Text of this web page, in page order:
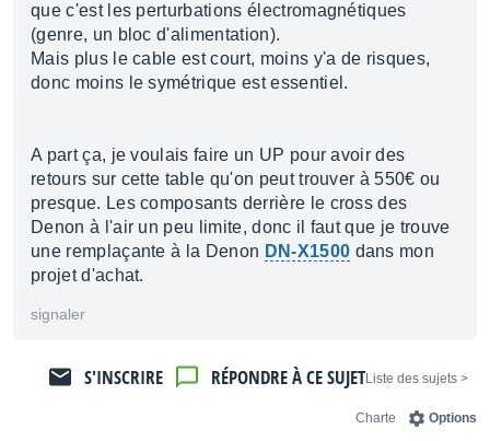
que c'est les perturbations électromagnétiques
(genre, un bloc d'alimentation).
Mais plus le cable est court, moins y'a de risques,
donc moins le symétrique est essentiel.
A part ça, je voulais faire un UP pour avoir des
retours sur cette table qu'on peut trouver à 550€ ou
presque. Les composants derrière le cross des
Denon à l'air un peu limite, donc il faut que je trouve
une remplaçante à la Denon DN-X1500 dans mon
projet d'achat.
signaler
< Liste des sujets
RÉPONDRE À CE SUJET
S'INSCRIRE
Options
Charte